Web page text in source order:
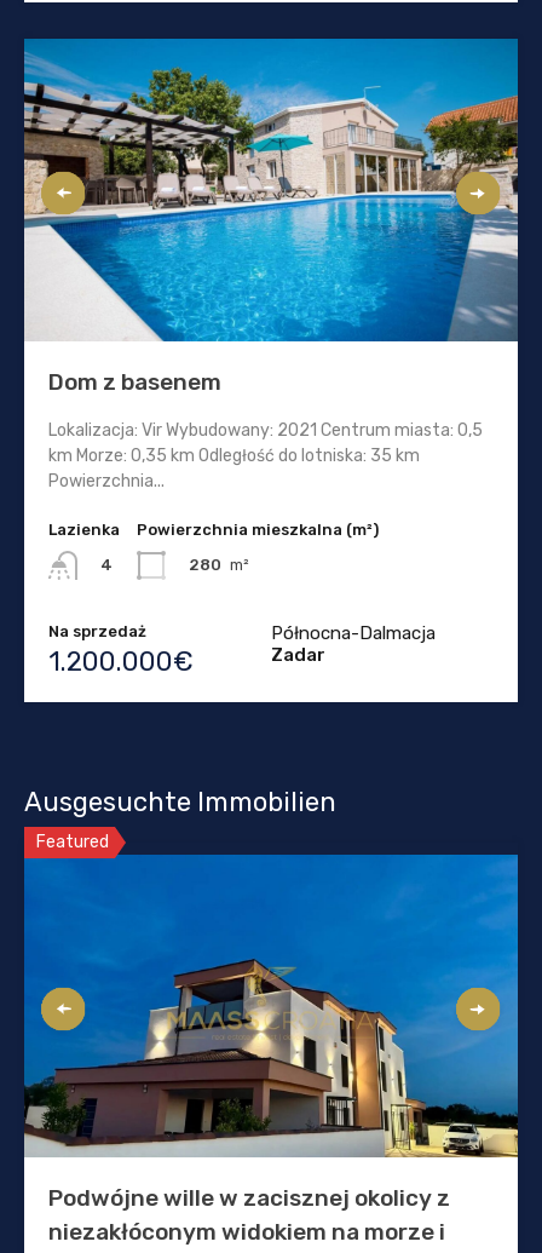
Dom z basenem
Lokalizacja: Vir Wybudowany: 2021 Centrum miasta: 0,5
km Morze: 0,35 km Odległość do lotniska: 35 km
Powierzchnia...
Lazienka
4
Powierzchnia mieszkalna (m²)
280 m²
Na sprzedaż
1.200.000€
Północna-Dalmacja
Zadar
Ausgesuchte Immobilien
Featured
Podwójne wille w zacisznej okolicy z
niezakłóconym widokiem na morze i